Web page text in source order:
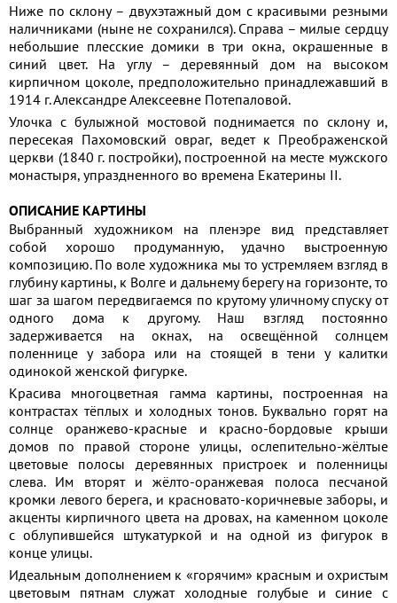
Ниже по склону – двухэтажный дом с красивыми резными
наличниками (ныне не сохранился). Справа – милые сердцу
небольшие плесские домики в три окна, окрашенные в
синий цвет. На углу – деревянный дом на высоком
кирпичном цоколе, предположительно принадлежавший в
1914 г. Александре Алексеевне Потепаловой.
Улочка с булыжной мостовой поднимается по склону и,
пересекая Пахомовский овраг, ведет к Преображенской
церкви (1840 г. постройки), построенной на месте мужского
монастыря, упраздненного во времена Екатерины II.
ОПИСАНИЕ КАРТИНЫ
Выбранный художником на пленэре вид представляет
собой хорошо продуманную, удачно выстроенную
композицию. По воле художника мы то устремляем взгляд в
глубину картины, к Волге и дальнему берегу на горизонте, то
шаг за шагом передвигаемся по крутому уличному спуску от
одного дома к другому. Наш взгляд постоянно
задерживается на окнах, на освещённой солнцем
поленнице у забора или на стоящей в тени у калитки
одинокой женской фигурке.
Красива многоцветная гамма картины, построенная на
контрастах тёплых и холодных тонов. Буквально горят на
солнце оранжево-красные и красно-бордовые крыши
домов по правой стороне улицы, ослепительно-жёлтые
цветовые полосы деревянных пристроек и поленницы
слева. Им вторят и жёлто-оранжевая полоса песчаной
кромки левого берега, и красновато-коричневые заборы, и
акценты кирпичного цвета на дровах, на каменном цоколе
с облупившейся штукатуркой и на одной из фигурок в
конце улицы.
Идеальным дополнением к «горячим» красным и охристым
цветовым пятнам служат холодные голубые и синие с